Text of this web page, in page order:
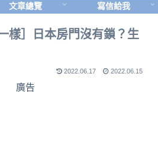
文章總覽 寫信給我
樣］日本房門沒有鎖？生
2022.06.17 2022.06.15
廣告